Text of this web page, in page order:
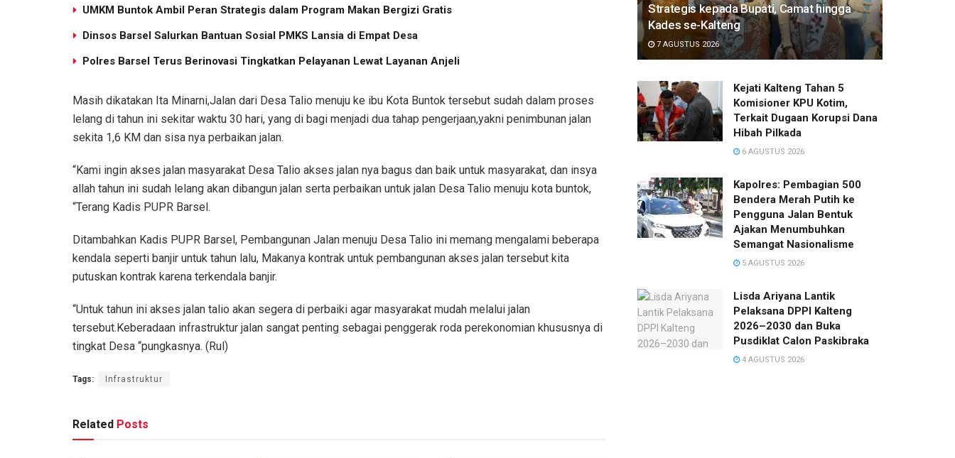
UMKM Buntok Ambil Peran Strategis dalam Program Makan Bergizi Gratis
Dinsos Barsel Salurkan Bantuan Sosial PMKS Lansia di Empat Desa
Polres Barsel Terus Berinovasi Tingkatkan Pelayanan Lewat Layanan Anjeli
Masih dikatakan Ita Minarni,Jalan dari Desa Talio menuju ke ibu Kota Buntok tersebut sudah dalam proses
lelang di tahun ini sekitar waktu 30 hari, yang di bagi menjadi dua tahap pengerjaan,yakni penimbunan jalan
sekita 1,6 KM dan sisa nya perbaikan jalan.
“Kami ingin akses jalan masyarakat Desa Talio akses jalan nya bagus dan baik untuk masyarakat, dan insya
allah tahun ini sudah lelang akan dibangun jalan serta perbaikan untuk jalan Desa Talio menuju kota buntok,
“Terang Kadis PUPR Barsel.
Ditambahkan Kadis PUPR Barsel, Pembangunan Jalan menuju Desa Talio ini memang mengalami beberapa
kendala seperti banjir untuk tahun lalu, Makanya kontrak untuk pembangunan akses jalan tersebut kita
putuskan kontrak karena terkendala banjir.
“Untuk tahun ini akses jalan talio akan segera di perbaiki agar masyarakat mudah melalui jalan
tersebut.Keberadaan infrastruktur jalan sangat penting sebagai penggerak roda perekonomian khususnya di
tingkat Desa “pungkasnya. (Rul)
Tags: Infrastruktur
Related Posts
Strategis kepada Bupati, Camat hingga
Kades se-Kalteng
7 AGUSTUS 2026
Kejati Kalteng Tahan 5
Komisioner KPU Kotim,
Terkait Dugaan Korupsi Dana
Hibah Pilkada
6 AGUSTUS 2026
Kapolres: Pembagian 500
Bendera Merah Putih ke
Pengguna Jalan Bentuk
Ajakan Menumbuhkan
Semangat Nasionalisme
5 AGUSTUS 2026
Lisda Ariyana Lantik
Pelaksana DPPI Kalteng
2026–2030 dan Buka
Pusdiklat Calon Paskibraka
4 AGUSTUS 2026